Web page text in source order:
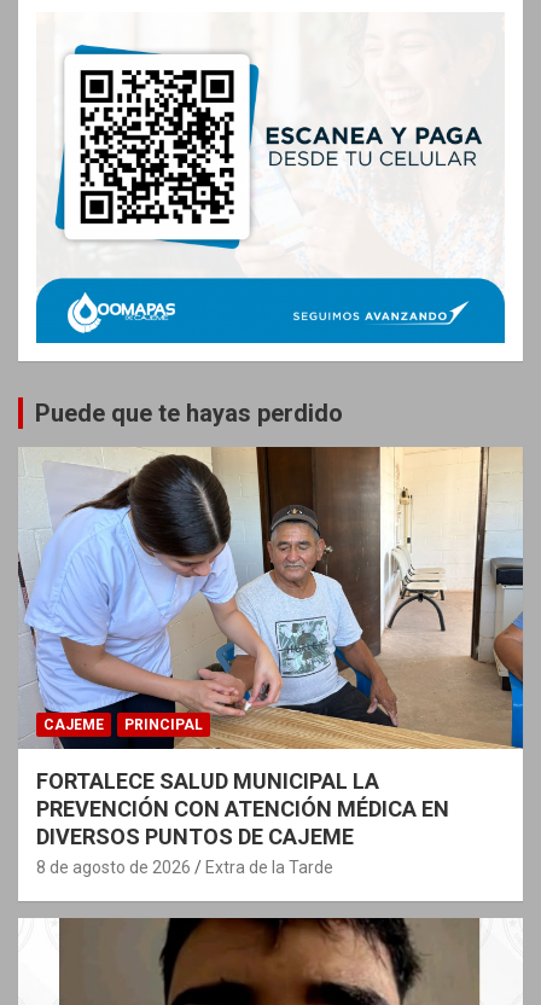
Puede que te hayas perdido
CAJEME PRINCIPAL
FORTALECE SALUD MUNICIPAL LA
PREVENCIÓN CON ATENCIÓN MÉDICA EN
DIVERSOS PUNTOS DE CAJEME
8 de agosto de 2026 Extra de la Tarde